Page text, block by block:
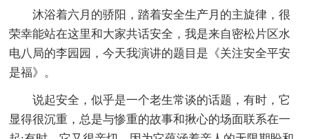
沐浴着六月的骄阳，踏着安全生产月的主旋律，很
荣幸能站在这里和大家共话安全，我是来自密松片区水
电八局的李园园，今天我演讲的题目是《关注安全平安
是福》。
说起安全，似乎是一个老生常谈的话题，有时，它
显得很沉重，总是与惨重的故事和揪心的场面联系在一